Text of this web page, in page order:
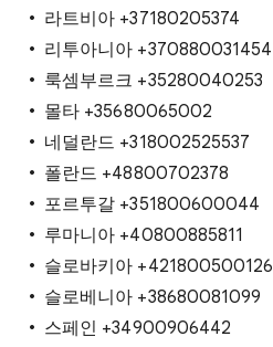
라트비아 +37180205374
리투아니아 +370880031454
룩셈부르크 +35280040253
몰타 +35680065002
네덜란드 +318002525537
폴란드 +48800702378
포르투갈 +351800600044
루마니아 +40800885811
슬로바키아 +421800500126
슬로베니아 +38680081099
스페인 +34900906442